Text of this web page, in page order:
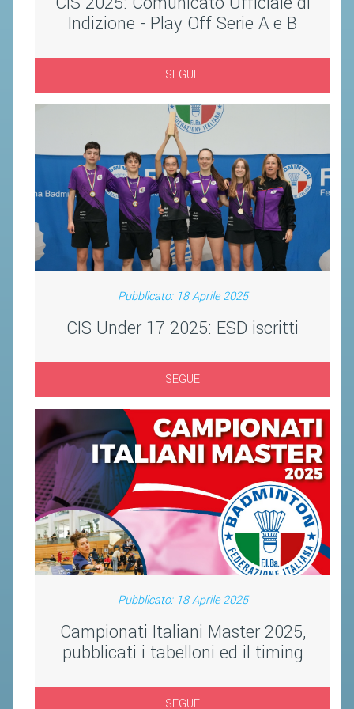
Indizione - Play Off Serie A e B
SEGUE
Pubblicato: 18 Aprile 2025
CIS Under 17 2025: ESD iscritti
SEGUE
Pubblicato: 18 Aprile 2025
Campionati Italiani Master 2025,
pubblicati i tabelloni ed il timing
SEGUE
MODULI
MANIFESTAZIONI SPORTIVE
UFFICIALI DI GARA
RICHIESTA TORNEI
EVENTI SOSTENIBILI
PARA BADMINTON
L'ATTIVITÀ
TESSERAMENTO
REGOLAMENTI
GARE
STAFF TECNICO
ATLETI D'INTERESSE NAZIONALE
SCHEDE ATLETI
PROMOZIONE
NUOVI GIOCHI DELLA GIOVENTÙ
PROGETTO SHUTTLE TIME
TROFEO CONI
ENTI DI PROMOZIONE SPORTIVA
PROGETTI CONI
PROGETTI SPORT E SALUTE